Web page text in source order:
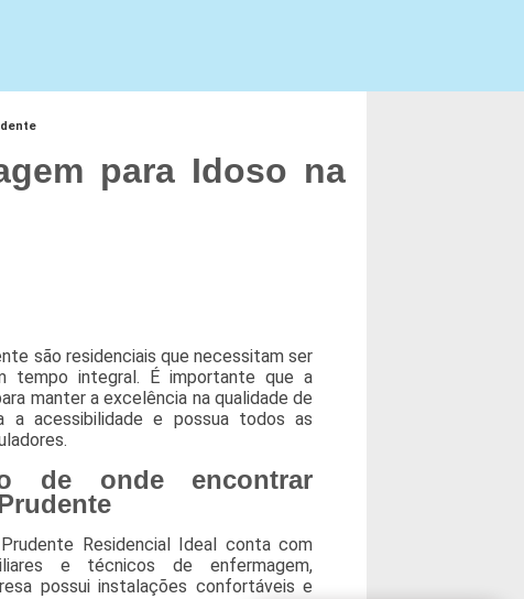
para Idoso na
são residenciais que necessitam ser
tempo integral. É importante que a
manter a excelência na qualidade de
a acessibilidade e possua todos as
de onde encontrar
Residencial Ideal conta com
e técnicos de enfermagem,
possui instalações confortáveis e